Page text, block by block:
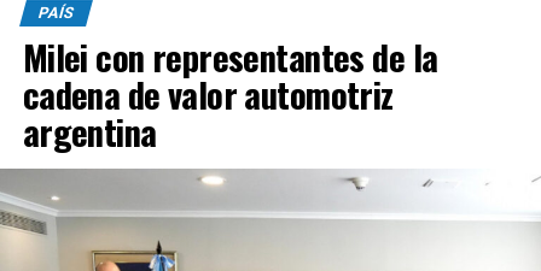
PAÍS
Milei con representantes de la
cadena de valor automotriz
argentina